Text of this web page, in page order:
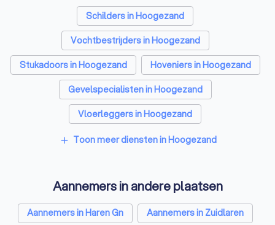
Schilders in Hoogezand
Vochtbestrijders in Hoogezand
Stukadoors in Hoogezand
Hoveniers in Hoogezand
Gevelspecialisten in Hoogezand
Vloerleggers in Hoogezand
Elektriciens in Hoogezand
Ongediertebestrijders in Hoogezand
Architecten in Hoogezand
add Toon meer diensten in Hoogezand
Aannemers in andere plaatsen
Aannemers in Haren Gn
Aannemers in Zuidlaren